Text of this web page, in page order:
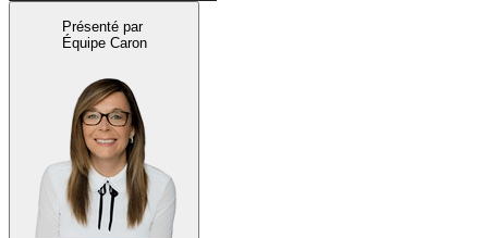
Présenté par
Équipe Caron